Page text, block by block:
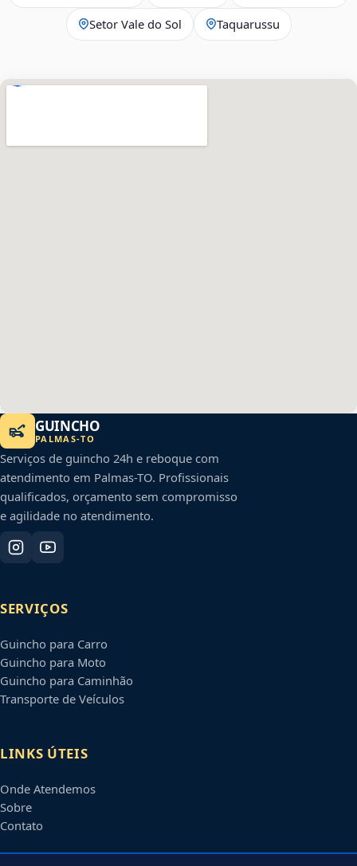
Setor Vale do Sol Taquarussu
GUINCHO
PALMAS-TO
Serviços de guincho 24h e reboque com
atendimento em Palmas-TO. Profissionais
qualificados, orçamento sem compromisso
e agilidade no atendimento.
SERVIÇOS
Guincho para Carro
Guincho para Moto
Guincho para Caminhão
Transporte de Veículos
LINKS ÚTEIS
Onde Atendemos
Sobre
Contato